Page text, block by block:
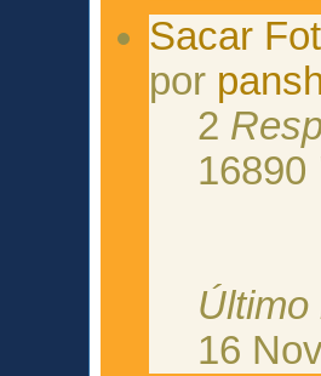
Sacar
por
2
16890
Último
16